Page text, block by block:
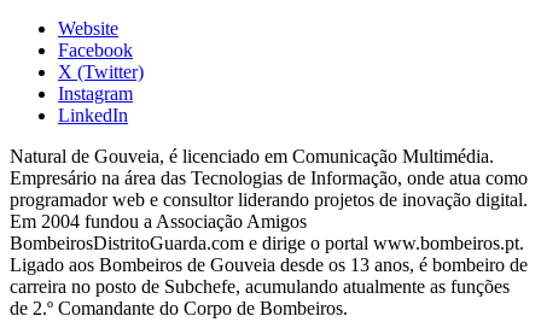
Website
Facebook
X (Twitter)
Instagram
LinkedIn
Natural de Gouveia, é licenciado em Comunicação Multimédia.
Empresário na área das Tecnologias de Informação, onde atua como
programador web e consultor liderando projetos de inovação digital.
Em 2004 fundou a Associação Amigos
BombeirosDistritoGuarda.com e dirige o portal www.bombeiros.pt.
Ligado aos Bombeiros de Gouveia desde os 13 anos, é bombeiro de
carreira no posto de Subchefe, acumulando atualmente as funções
de 2.º Comandante do Corpo de Bombeiros.